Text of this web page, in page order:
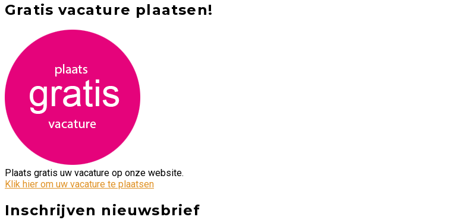
Gratis vacature plaatsen!
Plaats gratis uw vacature op onze website.
Klik hier om uw vacature te plaatsen
Inschrijven nieuwsbrief